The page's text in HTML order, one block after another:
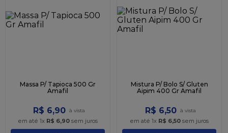
Massa P/ Tapioca 500 Gr
Amafil
R$ 6,90
em até 1x R$ 6,90 sem juros
Mistura P/ Bolo S/ Gluten
Aipim 400 Gr Amafil
R$ 6,50
em até 1x R$ 6,50 sem juros